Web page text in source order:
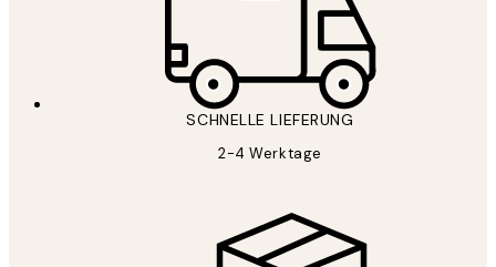
SCHNELLE LIEFERUNG
2-4 Werktage